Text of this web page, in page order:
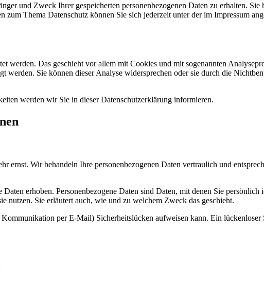
und Zweck Ihrer gespeicherten personenbezogenen Daten zu erhalten.
Thema Datenschutz können Sie sich jederzeit unter der im Impressum
werden. Das geschieht vor allem mit Cookies und mit sogenannten
Sie können dieser Analyse widersprechen oder sie durch die
werden wir Sie in dieser Datenschutzerklärung informieren.
ernst. Wir behandeln Ihre personenbezogenen Daten vertraulich und
Daten erhoben. Personenbezogene Daten sind Daten, mit denen Sie
nutzen. Sie erläutert auch, wie und zu welchem Zweck das geschieht.
per E-Mail) Sicherheitslücken aufweisen kann. Ein